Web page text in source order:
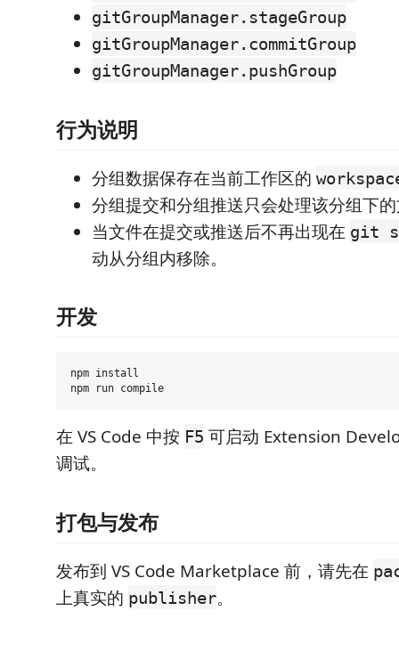
gitGroupManager.stageGroup
gitGroupManager.commitGroup
gitGroupManager.pushGroup
行为说明
分组数据保存在当前工作区的
分组提交和分组推送只会处理该分组下
当文件在提交或推送后不再出现在 git
动从分组内移除。
开发
npm install
在 VS Code 中按 F5 可启动 Extension
调试。
打包与发布
发布到 VS Code Marketplace 前，请先在
上真实的 publisher。